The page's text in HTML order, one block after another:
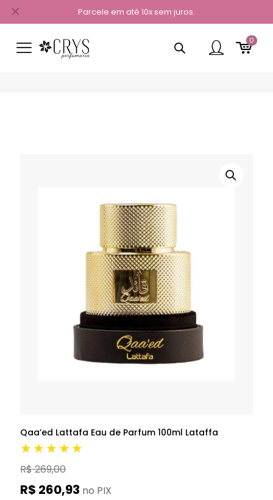
Parcele em até 10x sem juros.
✕
0
Qaa’ed Lattafa Eau de Parfum 100ml Lataffa
★★★★★
R$ 269,00
R$ 260,93 no PIX